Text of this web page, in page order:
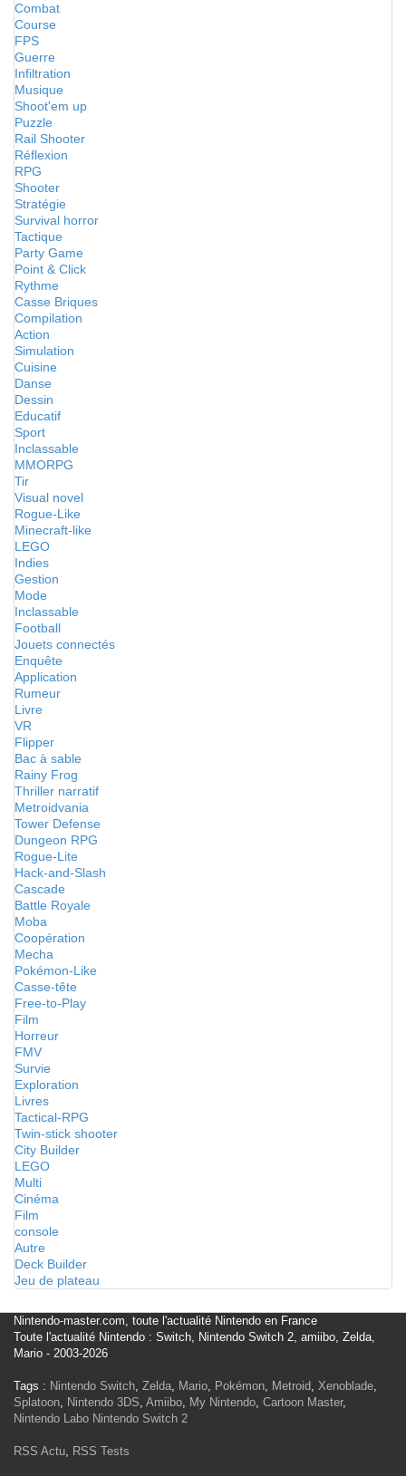
Combat
Course
FPS
Guerre
Infiltration
Musique
Shoot'em up
Puzzle
Rail Shooter
Réflexion
RPG
Shooter
Stratégie
Survival horror
Tactique
Party Game
Point & Click
Rythme
Casse Briques
Compilation
Action
Simulation
Cuisine
Danse
Dessin
Educatif
Sport
Inclassable
MMORPG
Tir
Visual novel
Rogue-Like
Minecraft-like
LEGO
Indies
Gestion
Mode
Inclassable
Football
Jouets connectés
Enquête
Application
Rumeur
Livre
VR
Flipper
Bac à sable
Rainy Frog
Thriller narratif
Metroidvania
Tower Defense
Dungeon RPG
Rogue-Lite
Hack-and-Slash
Cascade
Battle Royale
Moba
Coopération
Mecha
Pokémon-Like
Casse-tête
Free-to-Play
Film
Horreur
FMV
Survie
Exploration
Livres
Tactical-RPG
Twin-stick shooter
City Builder
LEGO
Multi
Cinéma
Film
console
Autre
Deck Builder
Jeu de plateau
Nintendo-master.com, toute l'actualité Nintendo en France
Toute l'actualité Nintendo : Switch, Nintendo Switch 2, amiibo, Zelda,
Mario - 2003-2026
Tags : Nintendo Switch, Zelda, Mario, Pokémon, Metroid, Xenoblade,
Splatoon, Nintendo 3DS, Amiibo, My Nintendo, Cartoon Master,
Nintendo Labo Nintendo Switch 2
RSS Actu, RSS Tests